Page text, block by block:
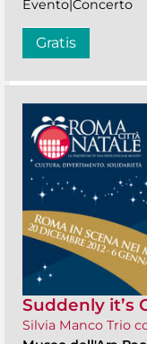
Evento|Concerto
Gratis
Suddenly it’s
Silvia Manco Trio